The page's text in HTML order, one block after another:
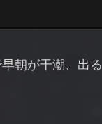
朝が干潮、出る